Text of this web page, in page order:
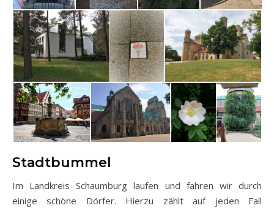
Stadtbummel
Im Landkreis Schaumburg laufen und fahren wir durch
einige schöne Dörfer. Hierzu zählt auf jeden Fall